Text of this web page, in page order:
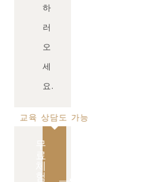
하
러
오
세
요.
교육 상담도 가능
무
료
체
험